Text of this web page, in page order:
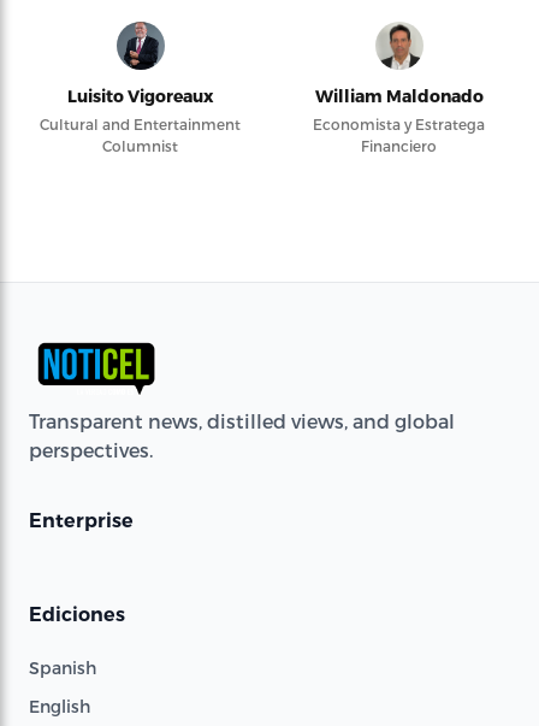
Luisito Vigoreaux
Cultural and Entertainment
Columnist
William Maldonado
Economista y Estratega
Financiero
Transparent news, distilled views, and global
perspectives.
Enterprise
Ediciones
Spanish
English